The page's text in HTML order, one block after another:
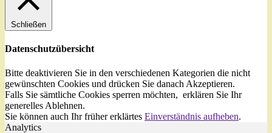
Schließen
Datenschutzübersicht
Bitte deaktivieren Sie in den verschiedenen Kategorien die nicht
gewünschten Cookies und drücken Sie danach Akzeptieren.
Falls Sie sämtliche Cookies sperren möchten, erklären Sie Ihr
generelles Ablehnen.
Sie können auch Ihr früher erklärtes Einverständnis aufheben.
Analytics